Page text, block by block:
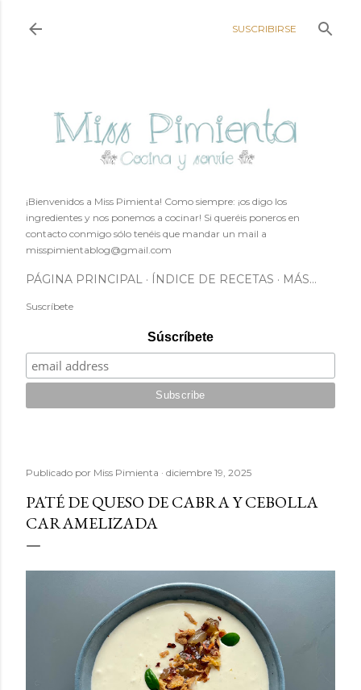
SUSCRIBIRSE
¡Bienvenidos a Miss Pimienta! Como siempre: ¡os digo los
ingredientes y nos ponemos a cocinar! Si queréis poneros en
contacto conmigo sólo tenéis que mandar un mail a
misspimientablog@gmail.com
PÁGINA PRINCIPAL ÍNDICE DE RECETAS MÁS…
Suscríbete
Súscríbete
Publicado por Miss Pimienta diciembre 19, 2025
PATÉ DE QUESO DE CABRA Y CEBOLLA
CARAMELIZADA